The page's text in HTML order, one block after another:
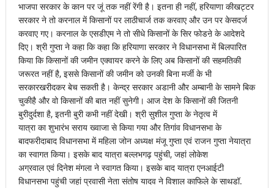
भाजपा सरकार के कान पर जूं तक नहीं रेंगी है। इतना ही नहीं, हरियाणा कीखट्टर
सरकार ने तो करनाल में किसानों पर लाठीचार्ज तक करवाए और उन पर केसदर्ज
करवाए गए। करनाल के एसडीएम ने तो सीधे किसानों के सिर फोडऩे के आदेशदे
दिए। श्री गुप्ता ने कहा कि कहा कि हरियाणा सरकार ने विधानसभा में बिलपारित
किया कि किसानों की जमीन एक्वायर करने के लिए अब किसानों की सहमतिकी
जरूरत नहीं है, इससे किसानों की जमीन को उनकी बिना मर्जी के भी
सरकारखरीदकर बेच सकती है। केन्द्र सरकार अडानी और अम्बानी के सामने बिक
चुकीहै और वो किसानों की बात नहीं सुनेगी। आज देश के किसानों की जितनी
बुरीदुर्दशा है, इतनी बुरी कभी नहीं देखी। श्री सुशील गुप्ता के नेतृत्व में
यात्रा का शुभारंभ सराय ख्वाजा से किया गया और तिगांव विधानसभा के
बादफरीदाबाद विधानसभा में महिला जोन अध्यक्ष मंजू गुप्ता एवं राजन गुप्ता नेयात्रा
का स्वागत किया। इसके बाद यात्रा बल्लभगढ़ पहुंची, जहां लोकेश
अग्रवाल एवं दिनेश मंगला ने स्वागत किया। इसके बाद यात्रा एनआईटी
विधानसभा पहुंची जहां प्रवासी नेता संतोष यादव ने विशाल काफिले के साथडॉ.